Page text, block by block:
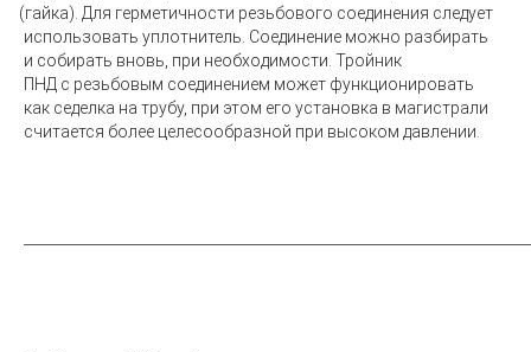
(гайка). Для герметичности резьбового соединения следует
использовать уплотнитель. Соединение можно разбирать
и собирать вновь, при необходимости. Тройник
ПНД с резьбовым соединением может функционировать
как седелка на трубу, при этом его установка в магистрали
считается более целесообразной при высоком давлении.